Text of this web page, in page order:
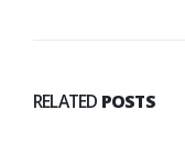
RELATED POSTS